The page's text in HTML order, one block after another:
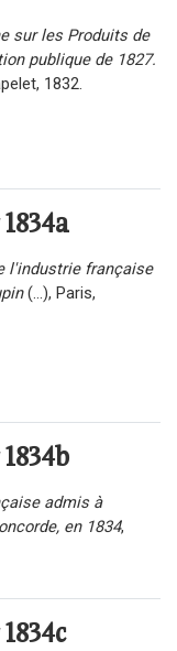
sur les Produits de
publique de 1827.
1832.
l'industrie française
(...), Paris,
admis à
en 1834,